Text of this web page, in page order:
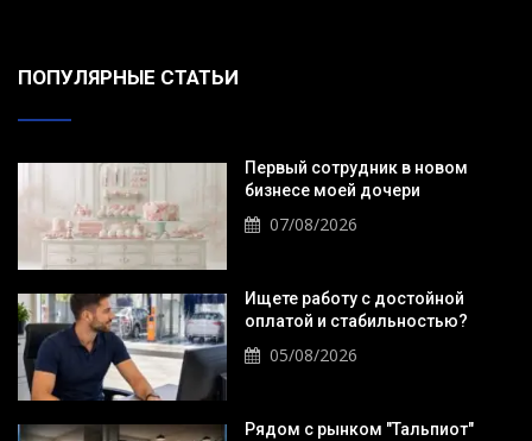
ПОПУЛЯРНЫЕ СТАТЬИ
Первый сотрудник в новом
бизнесе моей дочери
07/08/2026
Ищете работу с достойной
оплатой и стабильностью?
05/08/2026
Рядом с рынком "Тальпиот"